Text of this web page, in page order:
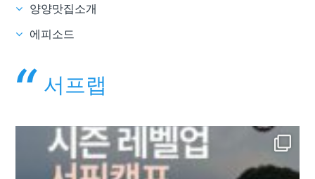
양양맛집소개
에피소드
서프랩